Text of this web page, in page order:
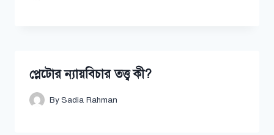
প্লেটোর ন্যায়বিচার তত্ত্ব কী?
BySadia Rahman